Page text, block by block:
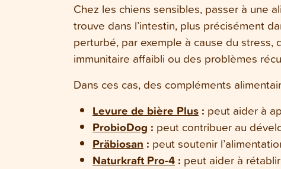
Chez les chiens sensibles, passer à une
trouve dans l’intestin, plus précisément
perturbé, par exemple à cause du
immunitaire affaibli ou des problèmes
Dans ces cas, des compléments
Levure de bière Plus : peut aider à
ProbioDog : peut contribuer au
Präbiosan : peut soutenir
Naturkraft Pro-4 : peut aider à